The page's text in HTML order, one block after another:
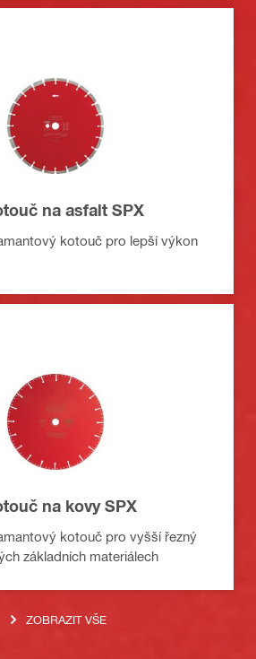
na asfalt SPX
kotouč pro lepší výkon
na kovy SPX
kotouč pro vyšší řezný
základních materiálech
ZOBRAZIT VŠE